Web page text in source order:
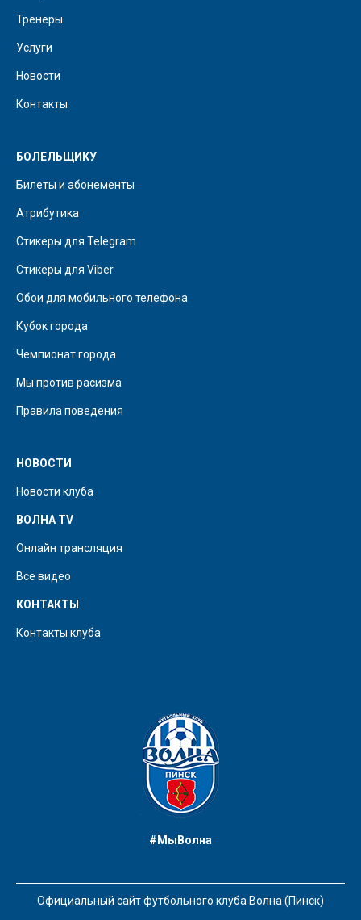
Тренеры
Услуги
Новости
Контакты
БОЛЕЛЬЩИКУ
Билеты и абонементы
Атрибутика
Стикеры для Telegram
Стикеры для Viber
Обои для мобильного телефона
Кубок города
Чемпионат города
Мы против расизма
Правила поведения
НОВОСТИ
Новости клуба
ВОЛНА TV
Онлайн трансляция
Все видео
КОНТАКТЫ
Контакты клуба
#МыВолна
Официальный сайт футбольного клуба Волна (Пинск)